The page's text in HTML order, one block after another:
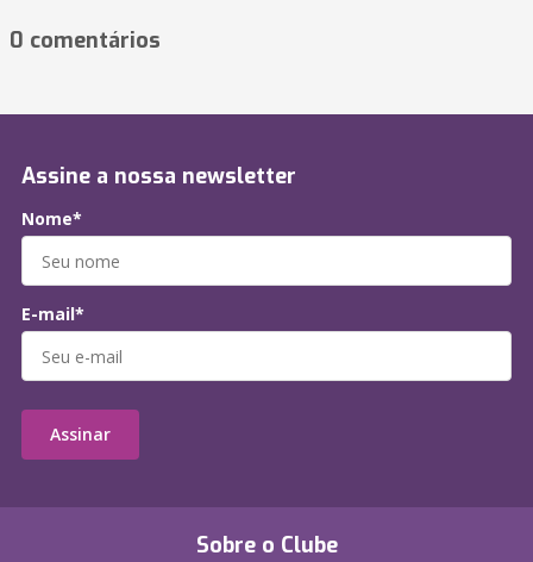
0 comentários
Sobre o Clube
Assine a nossa newsletter
Nome*
E-mail*
Assinar